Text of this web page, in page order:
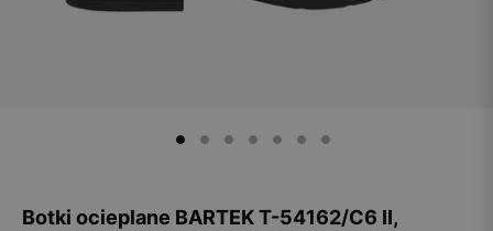
Botki ocieplane BARTEK T-54162/C6 II,